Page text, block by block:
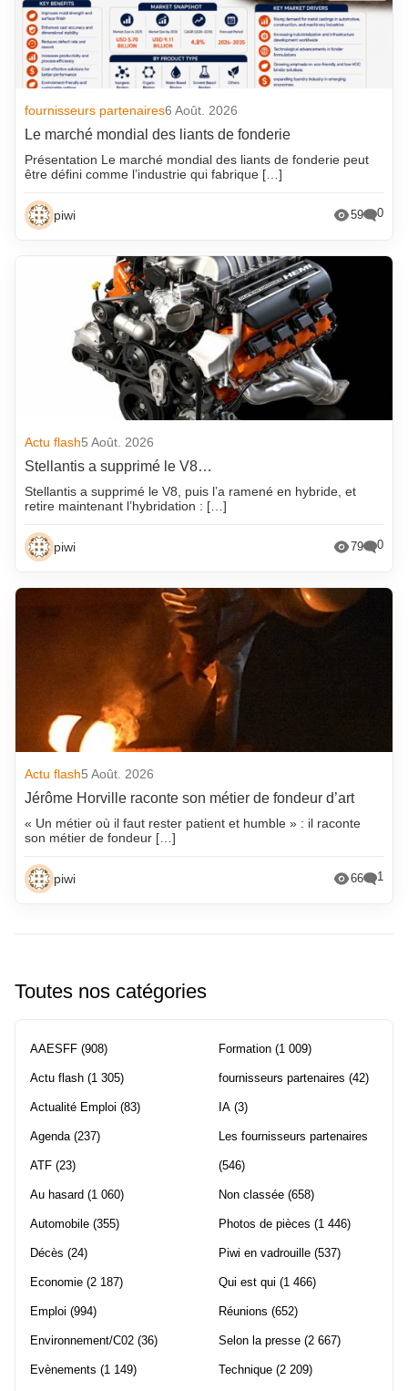
fournisseurs partenaires6 Août. 2026
Le marché mondial des liants de fonderie
Présentation Le marché mondial des liants de fonderie peut
être défini comme l’industrie qui fabrique […]
piwi 59 0
Actu flash5 Août. 2026
Stellantis a supprimé le V8…
Stellantis a supprimé le V8, puis l’a ramené en hybride, et
retire maintenant l’hybridation : […]
piwi 79 0
Actu flash5 Août. 2026
Jérôme Horville raconte son métier de fondeur d’art
« Un métier où il faut rester patient et humble » : il raconte
son métier de fondeur […]
piwi 66 1
Toutes nos catégories
AAESFF (908)
Actu flash (1 305)
Actualité Emploi (83)
Agenda(237)
ATF (23)
Au hasard (1 060)
Automobile (355)
Décès (24)
Economie (2 187)
Emploi (994)
Environnement/C02 (36)
Evènements (1 149)
Formation (1 009)
fournisseurs partenaires (42)
IA (3)
Les fournisseurs partenaires
(546)
Non classée (658)
Photos de pièces (1 446)
Piwi en vadrouille (537)
Qui est qui (1 466)
Réunions (652)
Selon la presse (2 667)
Technique (2 209)